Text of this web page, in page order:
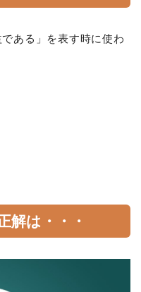
ある」を表す時に使わ
解は・・・